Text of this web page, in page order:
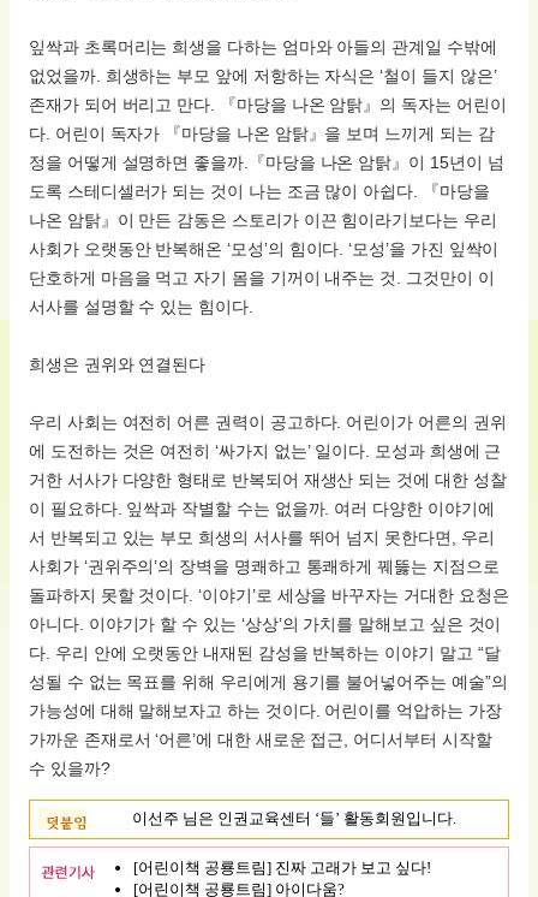
잎싹과 초록머리는 희생을 다하는 엄마와 아들의 관계일 수밖에
없었을까. 희생하는 부모 앞에 저항하는 자식은 ‘철이 들지 않은’
존재가 되어 버리고 만다. 『마당을 나온 암탉』의 독자는 어린이
다. 어린이 독자가 『마당을 나온 암탉』을 보며 느끼게 되는 감
정을 어떻게 설명하면 좋을까.『마당을 나온 암탉』이 15년이 넘
도록 스테디셀러가 되는 것이 나는 조금 많이 아쉽다. 『마당을
나온 암탉』이 만든 감동은 스토리가 이끈 힘이라기보다는 우리
사회가 오랫동안 반복해온 ‘모성’의 힘이다. ‘모성’을 가진 잎싹이
단호하게 마음을 먹고 자기 몸을 기꺼이 내주는 것. 그것만이 이
서사를 설명할 수 있는 힘이다.
희생은 권위와 연결된다
우리 사회는 여전히 어른 권력이 공고하다. 어린이가 어른의 권위
에 도전하는 것은 여전히 ‘싸가지 없는’ 일이다. 모성과 희생에 근
거한 서사가 다양한 형태로 반복되어 재생산 되는 것에 대한 성찰
이 필요하다. 잎싹과 작별할 수는 없을까. 여러 다양한 이야기에
서 반복되고 있는 부모 희생의 서사를 뛰어 넘지 못한다면, 우리
사회가 ‘권위주의’의 장벽을 명쾌하고 통쾌하게 꿰뚫는 지점으로
돌파하지 못할 것이다. ‘이야기’로 세상을 바꾸자는 거대한 요청은
아니다. 이야기가 할 수 있는 ‘상상’의 가치를 말해보고 싶은 것이
다. 우리 안에 오랫동안 내재된 감성을 반복하는 이야기 말고 “달
성될 수 없는 목표를 위해 우리에게 용기를 불어넣어주는 예술”의
가능성에 대해 말해보자고 하는 것이다. 어린이를 억압하는 가장
가까운 존재로서 ‘어른’에 대한 새로운 접근, 어디서부터 시작할
수 있을까?
이선주 님은 인권교육센터 ‘들’ 활동회원입니다.
[어린이책 공룡트림] 진짜 고래가 보고 싶다!
[어린이책 공룡트림] 아이다움?